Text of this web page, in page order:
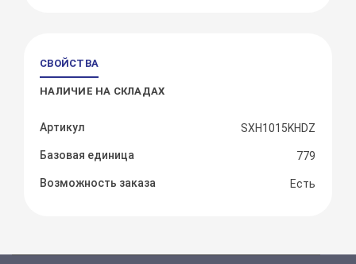
СВОЙСТВА
НАЛИЧИЕ НА СКЛАДАХ
Артикул SXH1015KHDZ
Базовая единица 779
Возможность заказа Есть